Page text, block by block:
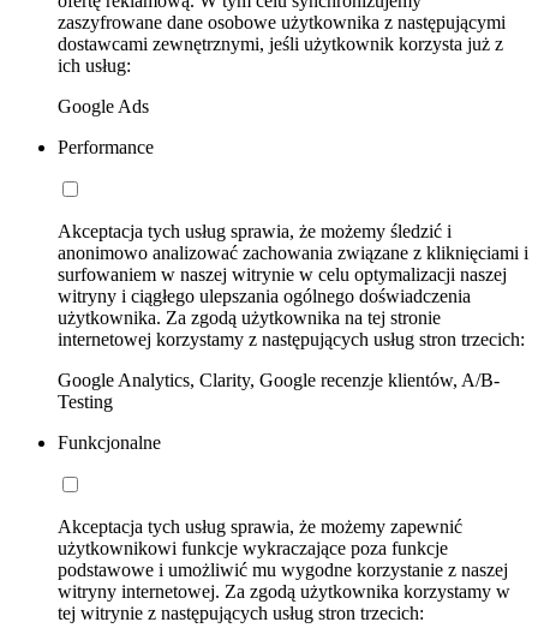
zaszyfrowane dane osobowe użytkownika z następującymi
dostawcami zewnętrznymi, jeśli użytkownik korzysta już z
ich usług:
Google Ads
Performance
Akceptacja tych usług sprawia, że możemy śledzić i
anonimowo analizować zachowania związane z kliknięciami i
surfowaniem w naszej witrynie w celu optymalizacji naszej
witryny i ciągłego ulepszania ogólnego doświadczenia
użytkownika. Za zgodą użytkownika na tej stronie
internetowej korzystamy z następujących usług stron trzecich:
Google Analytics, Clarity, Google recenzje klientów, A/B-
Testing
Funkcjonalne
Akceptacja tych usług sprawia, że możemy zapewnić
użytkownikowi funkcje wykraczające poza funkcje
podstawowe i umożliwić mu wygodne korzystanie z naszej
witryny internetowej. Za zgodą użytkownika korzystamy w
tej witrynie z następujących usług stron trzecich: